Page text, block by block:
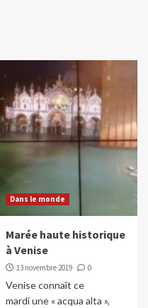
Dans le monde
Marée haute historique
à Venise
13 novembre 2019 0
Venise connaît ce
mardi une « acqua alta »,